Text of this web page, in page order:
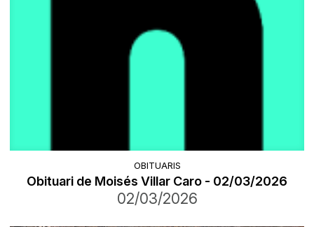
OBITUARIS
Obituari de Moisés Villar Caro - 02/03/2026
02/03/2026